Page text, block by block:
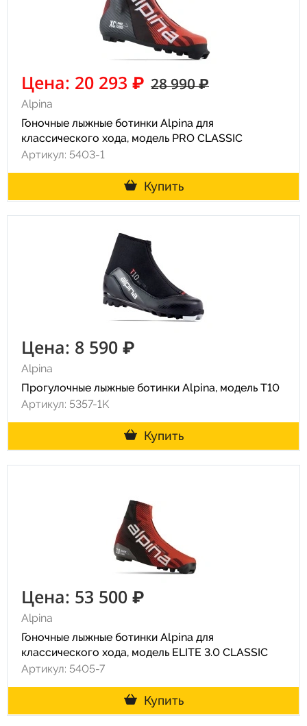
Цена: 20 293 ₽ 28 990 ₽
Alpina
Гоночные лыжные ботинки Alpina для
классического хода, модель PRO CLASSIC
Артикул: 5403-1
Купить
Цена: 8 590 ₽
Alpina
Прогулочные лыжные ботинки Alpina, модель T10
Артикул: 5357-1K
Купить
Цена: 53 500 ₽
Alpina
Гоночные лыжные ботинки Alpina для
классического хода, модель ELITE 3.0 CLASSIC
Артикул: 5405-7
Купить